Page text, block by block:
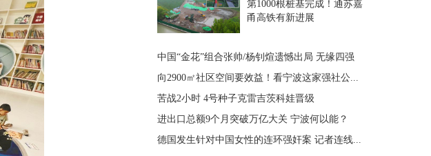
第1000根桩基完成！通苏嘉
甬高铁有新进展
中国“金花”组合张帅/杨钊煊遗憾出局 无缘四强
向2900㎡社区空间要效益！看宁波这家强社公...
苦战2小时 4号种子克雷吉茨科娃晋级
进出口总额9个月突破万亿大关 宁波何以能？
德国发生针对中国女性的连环强奸案 记者连线...